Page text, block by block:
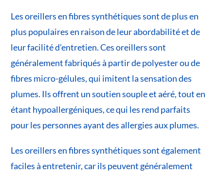
Les oreillers en fibres synthétiques sont de plus en
plus populaires en raison de leur abordabilité et de
leur facilité d’entretien. Ces oreillers sont
généralement fabriqués à partir de polyester ou de
fibres micro-gélules, qui imitent la sensation des
plumes. Ils offrent un soutien souple et aéré, tout en
étant hypoallergéniques, ce qui les rend parfaits
pour les personnes ayant des allergies aux plumes.
Les oreillers en fibres synthétiques sont également
faciles à entretenir, car ils peuvent généralement